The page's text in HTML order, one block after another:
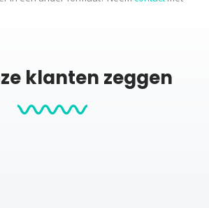
klanten zeggen